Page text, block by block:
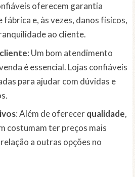
oferecem garantia
e, às vezes, danos físicos,
ao cliente.
: Um bom atendimento
é essencial. Lojas confiáveis
para ajudar com dúvidas e
: Além de oferecerqualidade,
costumam ter preços mais
a outras opções no